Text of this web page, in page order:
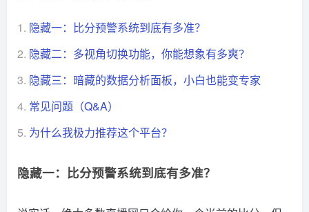
1. 隐藏一：比分预警系统到底有多准？
2. 隐藏二：多视角切换功能，你能想象有多爽？
3. 隐藏三：暗藏的数据分析面板，小白也能变专家
4. 常见问题（Q&A）
5. 为什么我极力推荐这个平台？
隐藏一：比分预警系统到底有多准？